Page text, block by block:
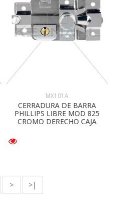
MX101A
CERRADURA DE BARRA
PHILLIPS LIBRE MOD 825
CROMO DERECHO CAJA
> >|